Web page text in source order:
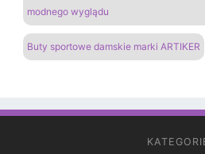
modnego wyglądu
Buty sportowe damskie marki ARTIKER